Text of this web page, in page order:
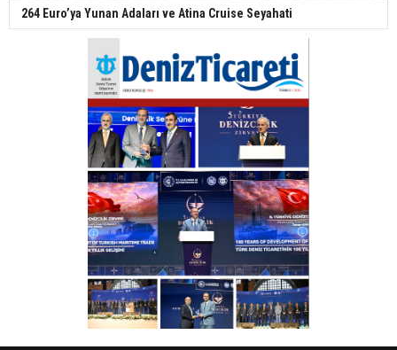
264 Euro’ya Yunan Adaları ve Atina Cruise Seyahati